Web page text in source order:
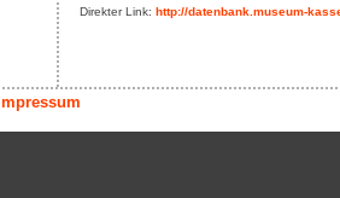
Direkter Link: http://datenbank.museum-
Impressum